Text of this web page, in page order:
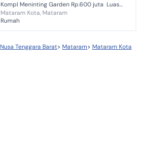
Kompl Meninting Garden Rp.600 juta Luas
tanah 147 m² Luas bangunan 45 m² Kamar
tidur 2 Kamar ...
Mataram Kota, Mataram
Rumah
Nusa Tenggara Barat> Mataram> Mataram Kota